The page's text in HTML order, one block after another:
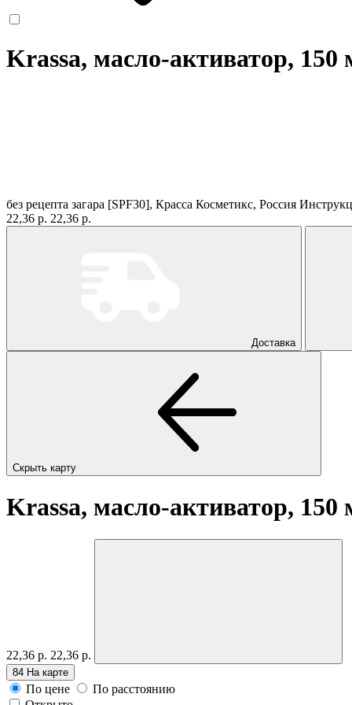
Krassa, масло-активатор, 150
без рецепта загара [SPF30], Красса Косметикс, Россия
22,36 р. 22,36 р.
Доставка
Скрыть карту
Krassa, масло-активатор, 150
22,36 р. 22,36 р.
84 На карте
По цене
По расстоянию